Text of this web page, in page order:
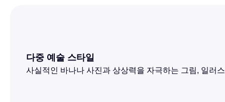
다중 예술 스타일
사실적인 바나나 사진과 상상력을 자극하는 그림, 일러